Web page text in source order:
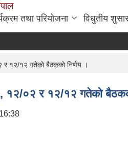
तथा परियोजना विधुतीय
र १२/१२ गतेकाे बैठककाे निर्णय ।
१२/०२ र १२/१२ गतेकाे